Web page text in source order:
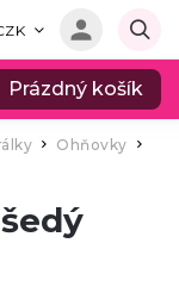
Prázdný košík
/ Ohňovky